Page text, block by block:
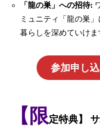
「龍の巣」への招待:
ミュニティ「龍の巣
暮らしを深めていけま
参加申し
【限定特典】